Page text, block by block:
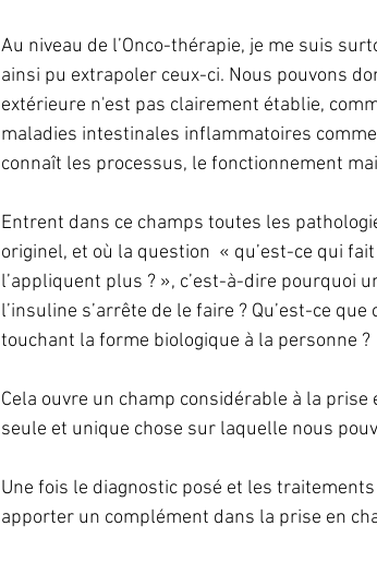
Au niveau de l’Onco-thérapie, je me suis
ainsi pu extrapoler ceux-ci. Nous pouvons
extérieure n'est pas clairement établie,
maladies intestinales inflammatoires
connaît les processus, le fonctionnement
Entrent dans ce champs toutes les
originel, et où la question  « qu’est-ce qui
l’appliquent plus ? », c’est-à-dire pourquoi
l’insuline s’arrête de le faire ? Qu’est-ce
touchant la forme biologique à la personne ?
Cela ouvre un champ considérable à la
seule et unique chose sur laquelle nous
Une fois le diagnostic posé et les
apporter un complément dans la prise en